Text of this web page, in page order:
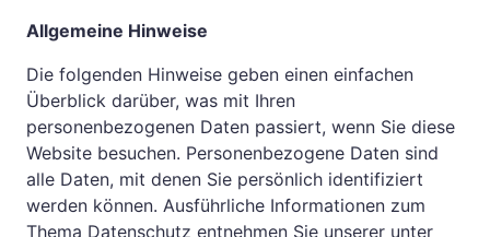
Allgemeine Hinweise
Die folgenden Hinweise geben einen einfachen
Überblick darüber, was mit Ihren
personenbezogenen Daten passiert, wenn Sie diese
Website besuchen. Personenbezogene Daten sind
alle Daten, mit denen Sie persönlich identifiziert
werden können. Ausführliche Informationen zum
Thema Datenschutz entnehmen Sie unserer unter